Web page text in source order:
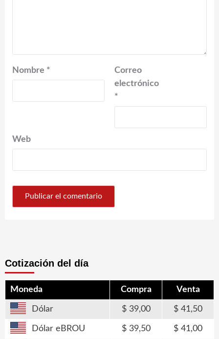
Nombre *
Correo
electrónico
*
Web
Cotización del día
Moneda Compra Venta
Dólar 39,00 41,50
Dólar eBROU 39,50 41,00